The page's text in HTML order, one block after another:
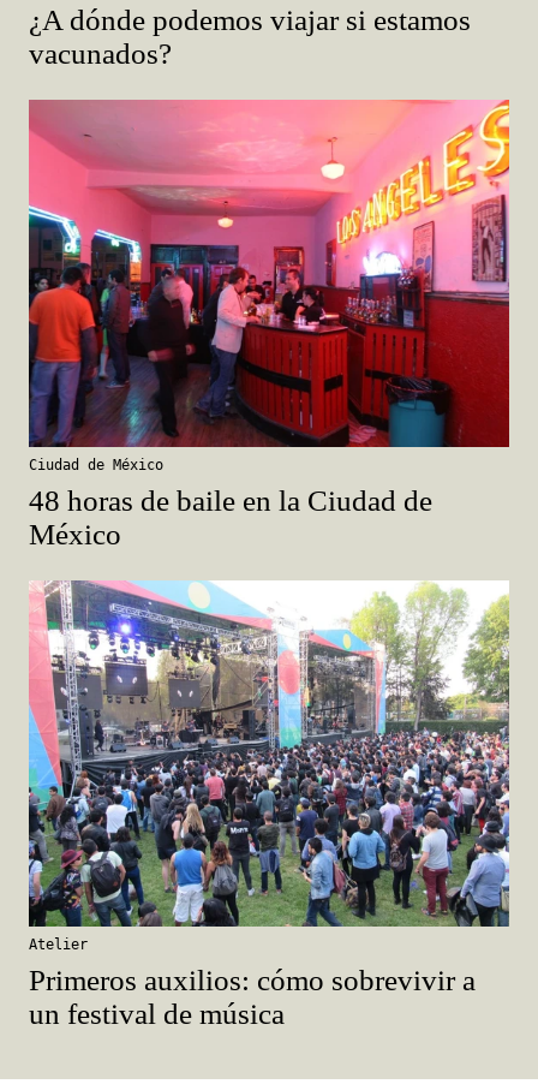
¿A dónde podemos viajar si estamos
vacunados?
Ciudad de México
48 horas de baile en la Ciudad de
México
Atelier
Primeros auxilios: cómo sobrevivir a
un festival de música